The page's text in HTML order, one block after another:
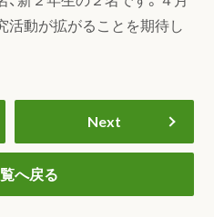
活動が拡がることを期待し
Next
へ戻る